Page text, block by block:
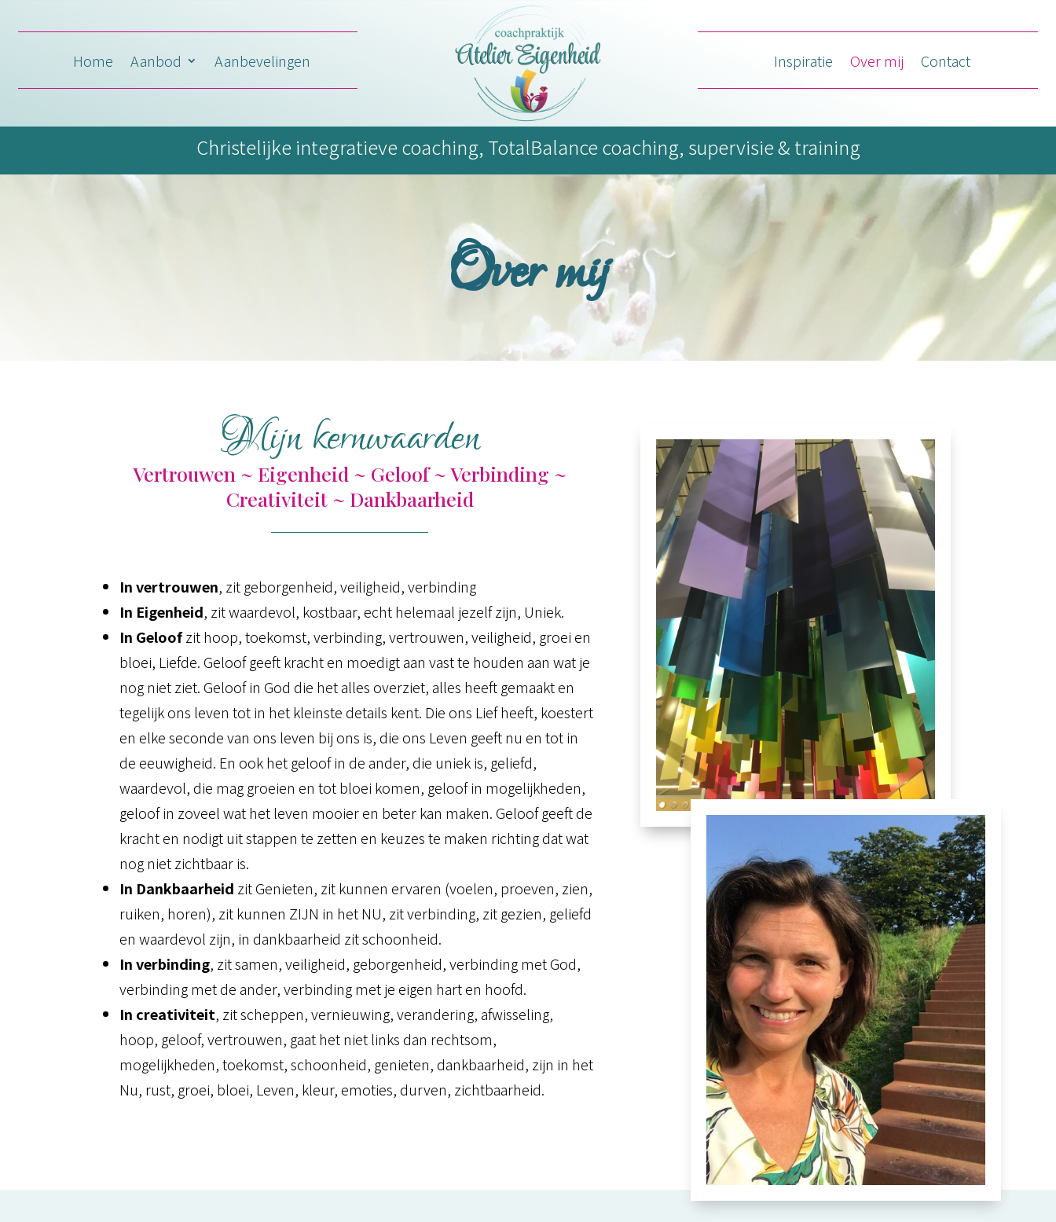
Home Aanbod Aanbevelingen Inspiratie Over mij Contact
Christelijke integratieve coaching, TotalBalance coaching, supervisie & training
Over mij
Mijn kernwaarden
Vertrouwen ~ Eigenheid ~ Geloof ~ Verbinding ~
Creativiteit ~ Dankbaarheid
In vertrouwen, zit geborgenheid, veiligheid, verbinding
In Eigenheid, zit waardevol, kostbaar, echt helemaal jezelf zijn, Uniek.
In Geloofzit hoop, toekomst, verbinding, vertrouwen, veiligheid, groei en
bloei, Liefde. Geloof geeft kracht en moedigt aan vast te houden aan wat je
nog niet ziet. Geloof in God die het alles overziet, alles heeft gemaakt en
tegelijk ons leven tot in het kleinste details kent. Die ons Lief heeft, koestert
en elke seconde van ons leven bij ons is, die ons Leven geeft nu en tot in
de eeuwigheid. En ook het geloof in de ander, die uniek is, geliefd,
waardevol, die mag groeien en tot bloei komen, geloof in mogelijkheden,
geloof in zoveel wat het leven mooier en beter kan maken. Geloof geeft de
kracht en nodigt uit stappen te zetten en keuzes te maken richting dat wat
nog niet zichtbaar is.
In Dankbaarheid zit Genieten, zit kunnen ervaren (voelen, proeven, zien,
ruiken, horen), zit kunnen ZIJN in het NU, zit verbinding, zit gezien, geliefd
en waardevol zijn, in dankbaarheid zit schoonheid.
In verbinding, zit samen, veiligheid, geborgenheid, verbinding met God,
verbinding met de ander, verbinding met je eigen hart en hoofd.
In creativiteit, zit scheppen, vernieuwing, verandering, afwisseling,
hoop, geloof, vertrouwen, gaat het niet links dan rechtsom,
mogelijkheden, toekomst, schoonheid, genieten, dankbaarheid, zijn in het
Nu, rust, groei, bloei, Leven, kleur, emoties, durven, zichtbaarheid.